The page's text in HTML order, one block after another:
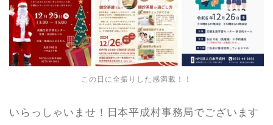
この日に全振りした感満載！！
いらっしゃいませ！日本平成村事務局でございます